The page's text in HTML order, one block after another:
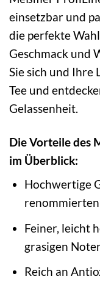
einsetzbar und
die perfekte
Geschmack und
Sie sich und Ihre
Tee und
Gelassenheit.
Die Vorteile des
im Überblick:
Hochwertige
Feiner, leicht
grasigen
Reich an